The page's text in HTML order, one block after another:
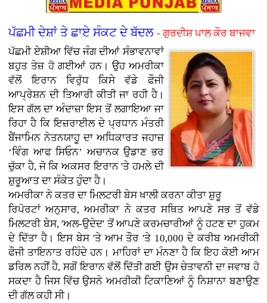
ਪੱਛਮੀ ਦੇਸ਼ਾਂ ਤੇ ਛਾਏ ਸੰਕਟ ਦੇ ਬੱਦਲ- ਗੁਰਦੀਸ਼ ਪਾਲ ਕੌਰ ਬਾਜਵਾ
ਪੱਛਮੀ ਏਸ਼ੀਆ ਵਿੱਚ ਜੰਗ ਦੀਆਂ ਸੰਭਾਵਨਾਵਾਂ
ਬਹੁਤ ਤੇਜ਼ ਹੋ ਗਈਆਂ ਹਨ। ਉਹ ਅਮਰੀਕਾ
ਵੱਲੋਂ ਇਰਾਨ ਵਿਰੁੱਧ ਕਿਸੇ ਵੱਡੇ ਫੌਜੀ
ਆਪ੍ਰੇਸ਼ਨ ਦੀ ਤਿਆਰੀ ਕੀਤੀ ਜਾ ਰਹੀ ਹੈ।
ਇਸ ਗੱਲ ਦਾ ਅੰਦਾਜ਼ਾ ਇਸ ਤੋਂ ਲਗਾਇਆ ਜਾ
ਰਿਹਾ ਹੈ ਕਿ ਇਜ਼ਰਾਈਲ ਦੇ ਪ੍ਰਧਾਨ ਮੰਤਰੀ
ਬੈਂਜਾਮਿਨ ਨੇਤਨਯਾਹੂ ਦਾ ਅਧਿਕਾਰਤ ਜਹਾਜ਼
‘ਵਿੰਗ ਆਫ ਸਿਓਨ’ ਅਚਾਨਕ ਉਡਾਣ ਭਰ
ਚੁੱਕਾ ਹੈ, ਜੋ ਕਿ ਅਕਸਰ ਇਰਾਨ 'ਤੇ ਹਮਲੇ ਦੀ
ਸ਼ੁਰੂਆਤ ਦਾ ਸੰਕੇਤ ਹੁੰਦਾ ਹੈ।
ਅਮਰੀਕਾ ਨੇ ਕਤਰ ਦਾ ਮਿਲਟਰੀ ਬੇਸ ਖਾਲੀ ਕਰਨਾ ਕੀਤਾ ਸ਼ੁਰੂ
ਰਿਪੋਰਟਾਂ ਅਨੁਸਾਰ, ਅਮਰੀਕਾ ਨੇ ਕਤਰ ਸਥਿਤ ਆਪਣੇ ਸਭ ਤੋਂ ਵੱਡੇ
ਮਿਲਟਰੀ ਬੇਸ, 'ਅਲ-ਉਦੇਦ' ਤੋਂ ਆਪਣੇ ਕਰਮਚਾਰੀਆਂ ਨੂੰ ਹਟਣ ਦਾ ਹੁਕਮ
ਦੇ ਦਿੱਤਾ ਹੈ। ਇਸ ਬੇਸ 'ਤੇ ਆਮ ਤੌਰ 'ਤੇ 10,000 ਦੇ ਕਰੀਬ ਅਮਰੀਕੀ
ਫੌਜੀ ਤਾਇਨਾਤ ਰਹਿੰਦੇ ਹਨ। ਮਾਹਿਰਾਂ ਦਾ ਮੰਨਣਾ ਹੈ ਕਿ ਇਹ ਕੋਈ ਆਮ
ਡਰਿਲ ਨਹੀਂ ਹੈ, ਸਗੋਂ ਇਰਾਨ ਵੱਲੋਂ ਦਿੱਤੀ ਗਈ ਉਸ ਚੇਤਾਵਨੀ ਦਾ ਜਵਾਬ ਹੋ
ਸਕਦਾ ਹੈ ਜਿਸ ਵਿੱਚ ਉਸਨੇ ਅਮਰੀਕੀ ਟਿਕਾਣਿਆਂ ਨੂੰ ਨਿਸ਼ਾਨਾ ਬਣਾਉਣ
ਦੀ ਗੱਲ ਕਹੀ ਸੀ।